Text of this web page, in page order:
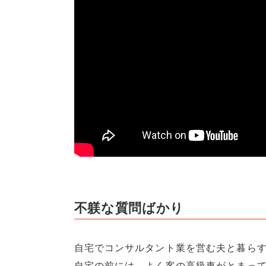
不躾な質問ばかり
自宅でコンサルタント業を営む夫と暮らす